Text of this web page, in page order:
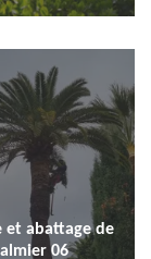
et abattage de
06